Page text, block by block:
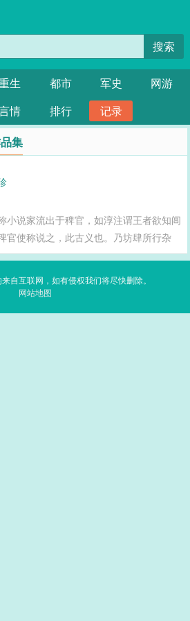
搜索
生 都市 军史
网游
情 排行 记录
集
小说家流出于稗官，如淳注谓王者欲知阊
官使称说之，此古义也。乃坊肆所行杂
几才子，其所描写，不过浑敦穷奇面目。
子，似非过论。昔王临川答曾南丰书，
自互联网，如有侵权我们将尽快删除。
网站地图